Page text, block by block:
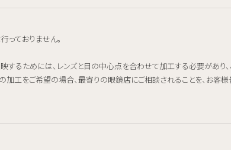
っておりません。
するためには、レンズと目の中心点を合わせて加工する必要があり
加工をご希望の場合、最寄りの眼鏡店にご相談されることを、お客